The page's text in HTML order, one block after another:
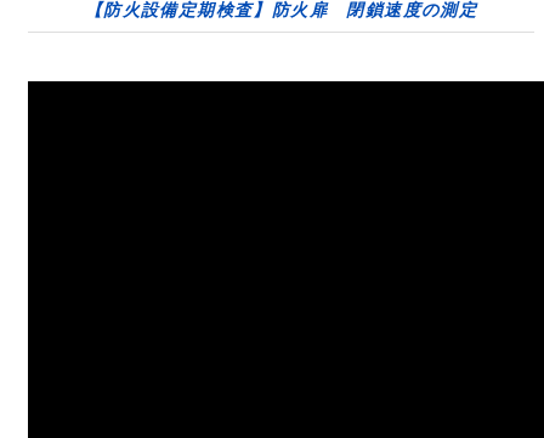
【防火設備定期検査】防火扉 閉鎖速度の測定